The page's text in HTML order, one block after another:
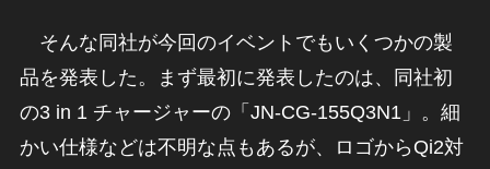
そんな同社が今回のイベントでもいくつかの製
品を発表した。まず最初に発表したのは、同社初
の3 in 1 チャージャーの「JN-CG-155Q3N1」。細
かい仕様などは不明な点もあるが、ロゴからQi2対